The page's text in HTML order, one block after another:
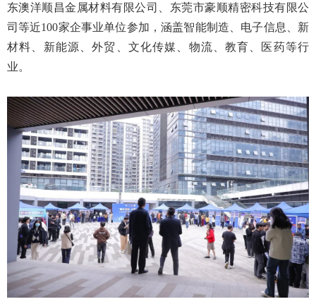
东澳洋顺昌金属材料有限公司、东莞市豪顺精密科技有限公
司等近100家企事业单位参加，涵盖智能制造、电子信息、新
材料、新能源、外贸、文化传媒、物流、教育、医药等行
业。